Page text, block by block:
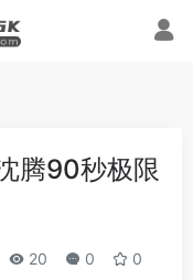
腾90秒极限
20 0 0